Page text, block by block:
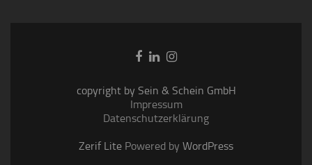
Go Go Go
copyright by Sein & Schein GmbH
Impressum
Datenschutzerklärung
Zerif Lite Powered by WordPress